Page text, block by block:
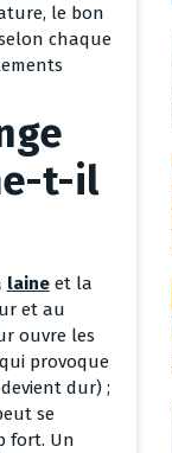
le bon
chaque
t-il
laineet la
et au
ouvre les
provoque
dur) ;
se
fort. Un